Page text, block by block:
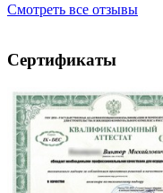
Смотреть все отзывы
Сертификаты